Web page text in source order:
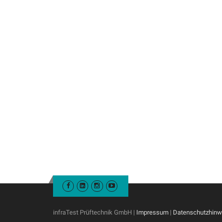
infraTest Prüftechnik GmbH | Impressum |